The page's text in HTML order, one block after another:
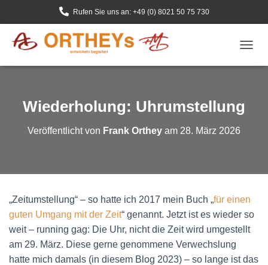
Rufen Sie uns an: +49 (0) 8021 50 75 730
A
C
H
A
E
Wiederholung: Uhrumstellung
Veröffentlicht von Frank Orthey am 28. März 2026
„Zeitumstellung“ – so hatte ich 2017 mein Buch „für einen
guten Umgang mit der Zeit“ genannt. Jetzt ist es wieder so
weit – running gag: Die Uhr, nicht die Zeit wird umgestellt
am 29. März. Diese gerne genommene Verwechslung
hatte mich damals (in diesem Blog 2023) – so lange ist das